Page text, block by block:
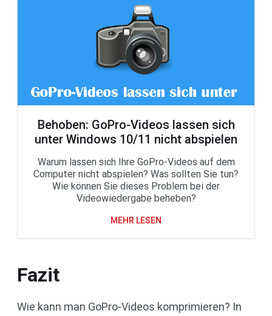
Behoben: GoPro-Videos lassen sich
unter Windows 10/11 nicht abspielen
Warum lassen sich Ihre GoPro-Videos auf dem
Computer nicht abspielen? Was sollten Sie tun?
Wie können Sie dieses Problem bei der
Videowiedergabe beheben?
MEHR LESEN
Fazit
Wie kann man GoPro-Videos komprimieren? In